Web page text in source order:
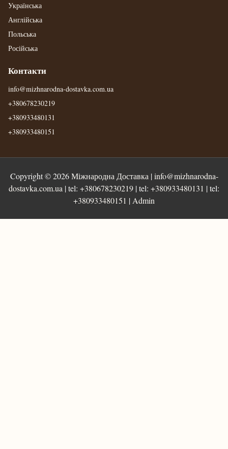
Українська
Англійська
Польська
Російська
Контакти
info@mizhnarodna-dostavka.com.ua
+380678230219
+380933480131
+380933480151
Copyright © 2026 Міжнародна Доставка |info@mizhnarodna-
dostavka.com.ua | tel: +380678230219 | tel: +380933480131 | tel:
+380933480151 | Admin